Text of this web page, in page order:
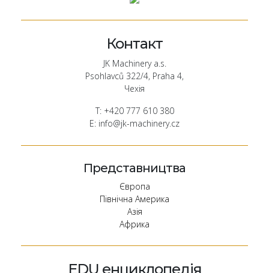
Контакт
JK Machinery a.s.
Psohlavců 322/4, Praha 4,
Чехія
T: +420 777 610 380
E: info@jk-machinery.cz
Представництва
Європа
Північна Америка
Азія
Африка
EDU енциклопедія